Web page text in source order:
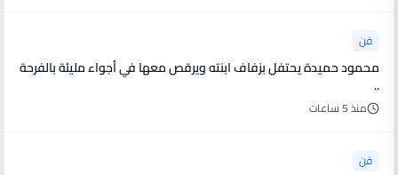
فن
محمود حميدة يحتفل بزفاف ابنته ويرقص معها في أجواء مليئة بالفرحة
..
منذ 5 ساعات
فن